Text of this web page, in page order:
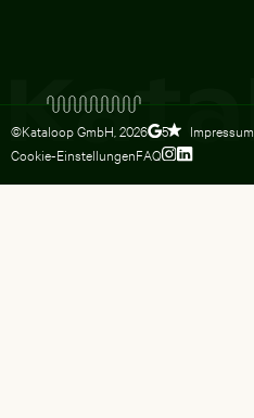
©Kataloop GmbH, 2026 5 Impressum
Cookie-EinstellungenFAQ